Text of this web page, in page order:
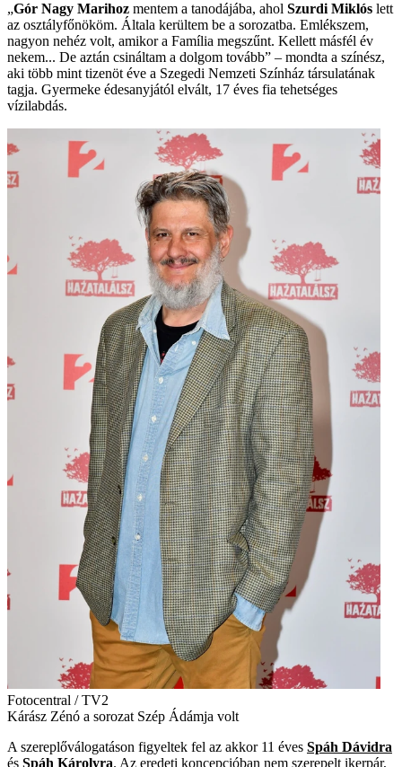
„Gór Nagy Marihoz mentem a tanodájába, ahol Szurdi Miklós lett
az osztályfőnököm. Általa kerültem be a sorozatba. Emlékszem,
nagyon nehéz volt, amikor a Família megszűnt. Kellett másfél év
nekem... De aztán csináltam a dolgom tovább” – mondta a színész,
aki több mint tizenöt éve a Szegedi Nemzeti Színház társulatának
tagja. Gyermeke édesanyjától elvált, 17 éves fia tehetséges
vízilabdás.
Fotocentral / TV2
Kárász Zénó a sorozat Szép Ádámja volt
A szereplőválogatáson figyeltek fel az akkor 11 éves Spáh Dávidra
és Spáh Károlyra. Az eredeti koncepcióban nem szerepelt ikerpár,